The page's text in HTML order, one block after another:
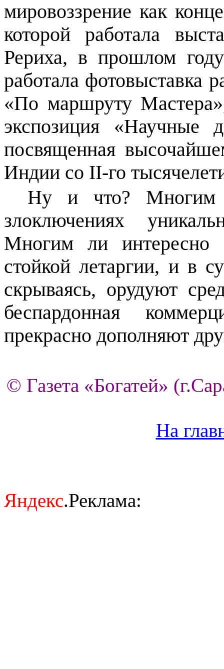
мировоззрение как
которой работала
Рериха, в прошлом
работала
«По маршруту
экспозиция «Научные
посвященная
Индии со II-го
Ну и что? Многим
злоключениях
Многим ли интересно
стойкой летаргии, и в
скрываясь, орудуют
беспардонная
прекрасно дополняют
© Газета «Богатей»
На
Яндекс.Реклама: